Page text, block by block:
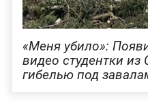
«Меня убило»:
видео студентки из
гибелью под